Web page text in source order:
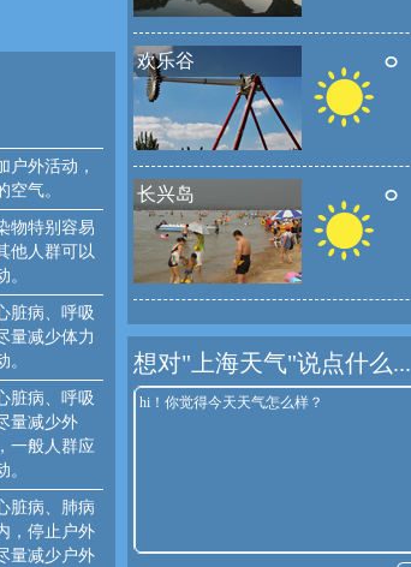
户外活动，
空气。
物特别容易
他人群可以
。
脏病、呼吸
量减少体力
。
脏病、呼吸
量减少外
一般人群应
。
脏病、肺病
，停止户外
量减少户外
欢乐谷 °
长兴岛 °
想对"上海天气"说点什么...